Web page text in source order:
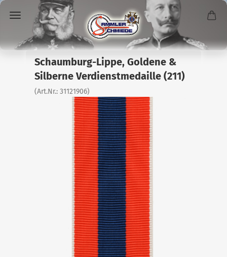
Schaumburg-Lippe, Goldene &
Silberne Verdienstmedaille (211)
(Art.Nr.: 31121906)